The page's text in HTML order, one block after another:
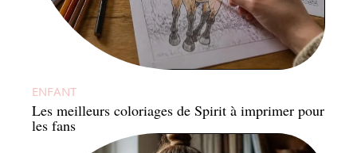
ENFANT
Les meilleurs coloriages de Spirit à imprimer pour
les fans